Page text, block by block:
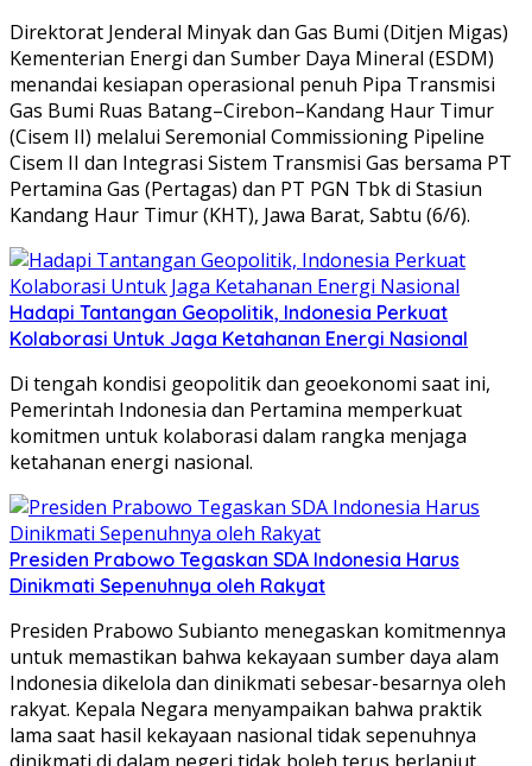
Direktorat Jenderal Minyak dan Gas Bumi (Ditjen Migas)
Kementerian Energi dan Sumber Daya Mineral (ESDM)
menandai kesiapan operasional penuh Pipa Transmisi
Gas Bumi Ruas Batang–Cirebon–Kandang Haur Timur
(Cisem II) melalui Seremonial Commissioning Pipeline
Cisem II dan Integrasi Sistem Transmisi Gas bersama PT
Pertamina Gas (Pertagas) dan PT PGN Tbk di Stasiun
Kandang Haur Timur (KHT), Jawa Barat, Sabtu (6/6).
Hadapi Tantangan Geopolitik, Indonesia Perkuat
Kolaborasi Untuk Jaga Ketahanan Energi Nasional
Di tengah kondisi geopolitik dan geoekonomi saat ini,
Pemerintah Indonesia dan Pertamina memperkuat
komitmen untuk kolaborasi dalam rangka menjaga
ketahanan energi nasional.
Presiden Prabowo Tegaskan SDA Indonesia Harus
Dinikmati Sepenuhnya oleh Rakyat
Presiden Prabowo Subianto menegaskan komitmennya
untuk memastikan bahwa kekayaan sumber daya alam
Indonesia dikelola dan dinikmati sebesar-besarnya oleh
rakyat. Kepala Negara menyampaikan bahwa praktik
lama saat hasil kekayaan nasional tidak sepenuhnya